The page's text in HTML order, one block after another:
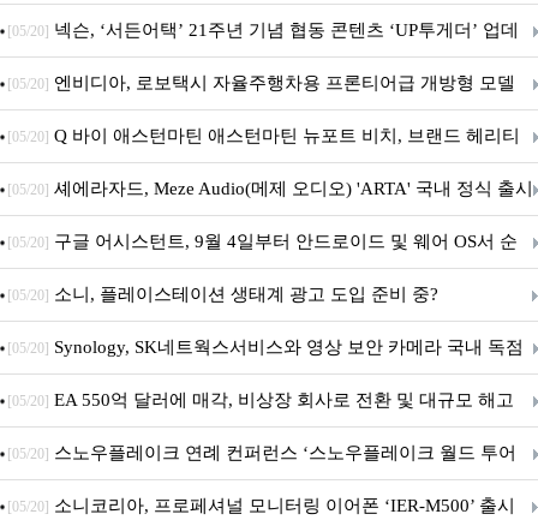
[05/20] 넥슨, ‘서든어택’ 21주년 기념 협동 콘텐츠 ‘UP투게더’ 업데
이트
[05/20] 엔비디아, 로보택시 자율주행차용 프론티어급 개방형 모델
‘알파마요 2 슈퍼’ 상업적 이용 가능
[05/20] Q 바이 애스턴마틴 애스턴마틴 뉴포트 비치, 브랜드 헤리티
지 담은 ‘헤리티지 에디션 컬렉션’ 공개
[05/20] 셰에라자드, Meze Audio(메제 오디오) 'ARTA' 국내 정식 출시
[05/20] 구글 어시스턴트, 9월 4일부터 안드로이드 및 웨어 OS서 순
차 서비스 종료
[05/20] 소니, 플레이스테이션 생태계 광고 도입 준비 중?
[05/20] Synology, SK네트웍스서비스와 영상 보안 카메라 국내 독점
판매 파트너십 체결
[05/20] EA 550억 달러에 매각, 비상장 회사로 전환 및 대규모 해고
전망
[05/20] 스노우플레이크 연례 컨퍼런스 ‘스노우플레이크 월드 투어
서울’ 개최
[05/20] 소니코리아, 프로페셔널 모니터링 이어폰 ‘IER-M500’ 출시